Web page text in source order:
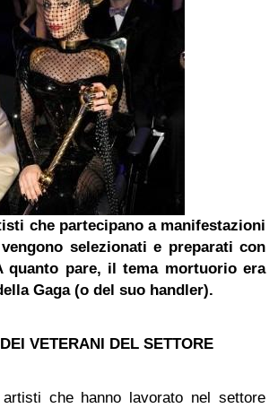
che partecipano a manifestazioni
selezionati e preparati con
quanto pare, il tema mortuorio era
Gaga (o del suo handler).
VETERANI DEL SETTORE
che hanno lavorato nel settore